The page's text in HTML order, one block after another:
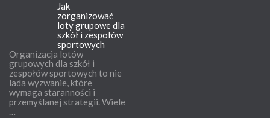
Jak
zorganizować
loty grupowe dla
szkół i zespołów
sportowych
Organizacja lotów
grupowych dla szkół i
zespołów sportowych to nie
lada wyzwanie, które
wymaga staranności i
przemyślanej strategii. Wiele
…